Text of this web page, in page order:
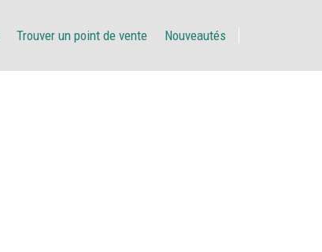
Trouver un point de vente Nouveautés